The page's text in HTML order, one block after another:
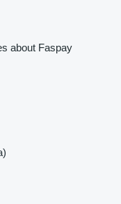
about Faspay